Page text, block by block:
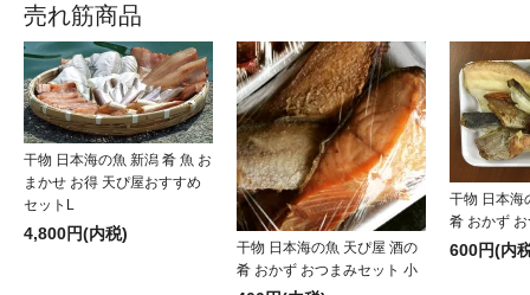
売れ筋商品
干物 日本海の魚 新潟 肴 魚 お
まかせ お得 天ぴ屋おすすめ
セットL
4,800円(内税)
干物 日本海の魚 天ぴ屋 酒の
肴 おかず おつまみセット 小
干物 日本海
肴 おかず
600円(内